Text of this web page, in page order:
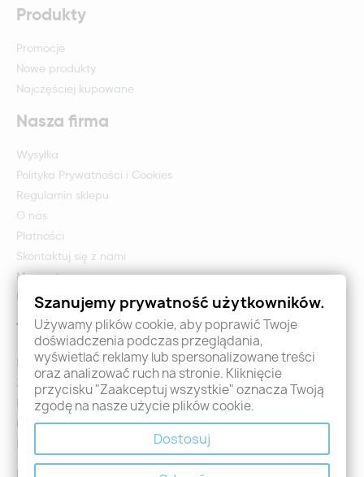
Produkty
Promocje
Nowe produkty
Najczęściej kupowane
Nasza firma
Wysyłka
Polityka Prywatności i Cookies
Regulamin sklepu
O nas
Płatności
Skontaktuj się z nami
Mapa strony
Formularz zwrotu i reklamacji
Twoje konto
Logowanie
Załóż konto - Rejestracja
Moje zamówienia
Promocje
Nowości
Szanujemy prywatność użytkowników.
Używamy plików cookie, aby poprawić Twoje
doświadczenia podczas przeglądania,
wyświetlać reklamy lub spersonalizowane treści
oraz analizować ruch na stronie. Kliknięcie
przycisku "Zaakceptuj wszystkie" oznacza Twoją
zgodę na nasze użycie plików cookie.
Dostosuj